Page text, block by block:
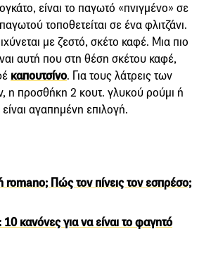
είναι το παγωτό «πνιγμένο» σε
τοποθετείται σε ένα φλιτζάνι.
με ζεστό, σκέτο καφέ. Μια πιο
αυτή που στη θέση σκέτου καφέ,
καπουτσίνο. Για τους λάτρεις των
η προσθήκη 2 κουτ. γλυκού ρούμι ή
αγαπημένη επιλογή.
Πώς τον πίνεις τον εσπρέσο;
κανόνες για να είναι το φαγητό